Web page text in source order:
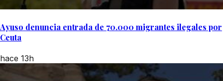
Ayuso denuncia entrada de 70.000 migrantes ilegales por
Ceuta
hace 13h